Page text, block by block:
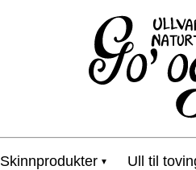
Skinnprodukter Ull til